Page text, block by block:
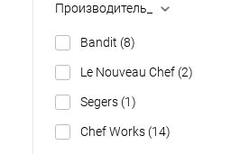
Производитель_
Bandit (8)
Le Nouveau Chef (2)
Segers (1)
Chef Works (14)